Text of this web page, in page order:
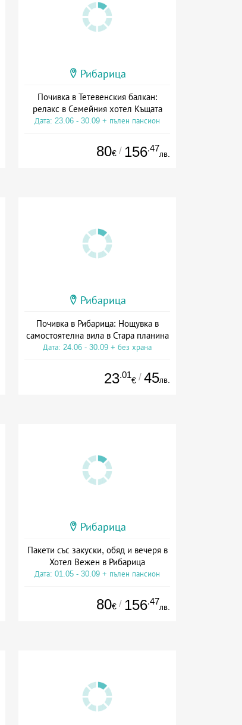
Рибарица
Почивка в Тетевенския балкан:
релакс в Семейния хотел Къщата
Дата: 23.06 - 30.09 + пълен пансион
80€ / 156.47
лв.
Рибарица
Почивка в Рибарица: Нощувка в
самостоятелна вила в Стара планина
Дата: 24.06 - 30.09 + без храна
23.01
€ / 45лв.
Рибарица
Пакети със закуски, обяд и вечеря в
Хотел Вежен в Рибарица
Дата: 01.05 - 30.09 + пълен пансион
80€ / 156.47
лв.